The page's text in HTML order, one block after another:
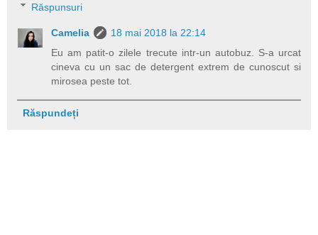
Răspunsuri
Camelia
18 mai 2018 la 22:14
Eu am patit-o zilele trecute intr-un autobuz. S-a urcat
cineva cu un sac de detergent extrem de cunoscut si
mirosea peste tot.
Răspundeți